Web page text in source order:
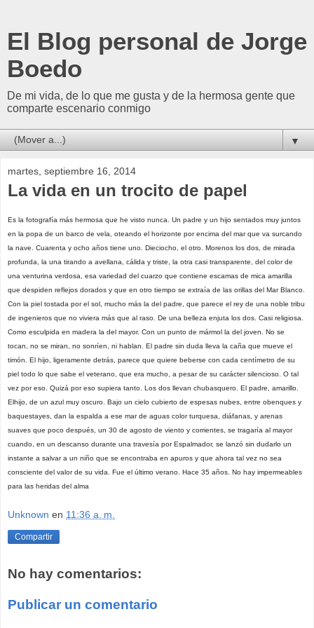
El Blog personal de Jorge
Boedo
De mi vida, de lo que me gusta y de la hermosa gente que
comparte escenario conmigo
▼
martes, septiembre 16, 2014
La vida en un trocito de papel
Es la fotografía más hermosa que he visto nunca. Un padre y un hijo sentados muy juntos
en la popa de un barco de vela, oteando el horizonte por encima del mar que va surcando
la nave. Cuarenta y ocho años tiene uno. Dieciocho, el otro. Morenos los dos, de mirada
profunda, la una tirando a avellana, cálida y triste, la otra casi transparente, del color de
una venturina verdosa, esa variedad del cuarzo que contiene escamas de mica amarilla
que despiden reflejos dorados y que en otro tiempo se extraía de las orillas del Mar Blanco.
Con la piel tostada por el sol, mucho más la del padre, que parece el rey de una noble tribu
de ingenieros que no viviera más que al raso. De una belleza enjuta los dos. Casi religiosa.
Como esculpida en madera la del mayor. Con un punto de mármol la del joven. No se
tocan, no se miran, no sonríen, ni hablan. El padre sin duda lleva la caña que mueve el
timón. El hijo, ligeramente detrás, parece que quiere beberse con cada centímetro de su
piel todo lo que sabe el veterano, que era mucho, a pesar de su carácter silencioso. O tal
vez por eso. Quizá por eso supiera tanto. Los dos llevan chubasquero. El padre, amarillo.
Elhijo, de un azul muy oscuro. Bajo un cielo cubierto de espesas nubes, entre obenques y
baquestayes, dan la espalda a ese mar de aguas color turquesa, diáfanas, y arenas
suaves que poco después, un 30 de agosto de viento y corrientes, se tragaría al mayor
cuando, en un descanso durante una travesía por Espalmador, se lanzó sin dudarlo un
instante a salvar a un niño que se encontraba en apuros y que ahora tal vez no sea
consciente del valor de su vida. Fue el último verano. Hace 35 años. No hay impermeables
para las heridas del alma
Unknown en 11:36 a. m.
Compartir
No hay comentarios:
Publicar un comentario